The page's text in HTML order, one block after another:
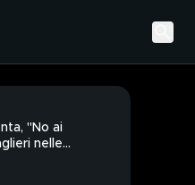
"No ai
nelle